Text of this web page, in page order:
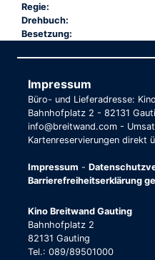
Regie:
Drehbuch:
Besetzung:
Impressum
Büro- und Lieferadresse:
Bahnhofplatz 2 - 82131
info@breitwand.com -
Kartenreservierungen direkt
Impressum -
Barrierefreiheitserklärung
Kino Breitwand Gauting
Bahnhofplatz 2
82131 Gauting
Tel.: 089/89501000